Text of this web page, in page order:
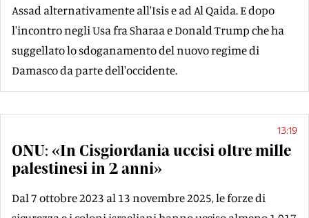
Assad alternativamente all'Isis e ad Al Qaida. E dopo
l'incontro negli Usa fra Sharaa e Donald Trump che ha
suggellato lo sdoganamento del nuovo regime di
Damasco da parte dell'occidente.
13:19
ONU: «In Cisgiordania uccisi oltre mille
palestinesi in 2 anni»
Dal 7 ottobre 2023 al 13 novembre 2025, le forze di